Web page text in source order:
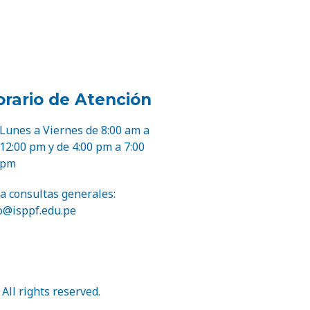
de Atención
Lunes a Viernes de 8:00 am a
12:00 pm y de 4:00 pm a 7:00
pm
consultas generales:
rights reserved.